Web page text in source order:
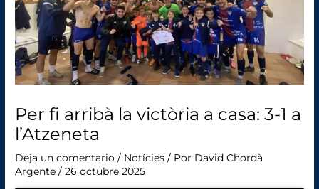
Per fi arribà la victòria a casa: 3-1 a
l’Atzeneta
Deja un comentario / Notícies / Por David Chordà
Argente/26 octubre 2025